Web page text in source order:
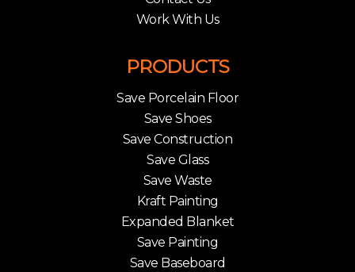
Work With Us
PRODUCTS
Save Porcelain Floor
Save Shoes
Save Construction
Save Glass
Save Waste
Kraft Painting
Expanded Blanket
Save Painting
Save Baseboard